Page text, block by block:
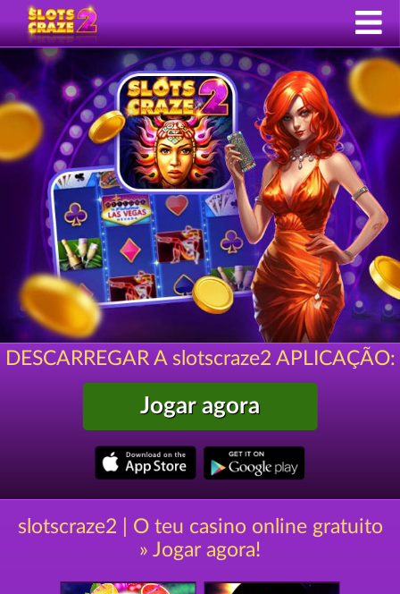
DESCARREGAR A slotscraze2 APLICAÇÃO:
Jogar agora
slotscraze2 | O teu casino online gratuito
» Jogar agora!